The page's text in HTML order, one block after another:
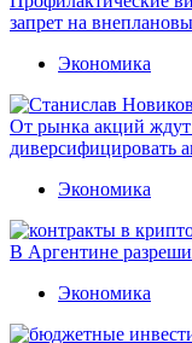
запрет на
Экономика
От рынка акций
диверсифицировать
Экономика
В Аргентине
Экономика